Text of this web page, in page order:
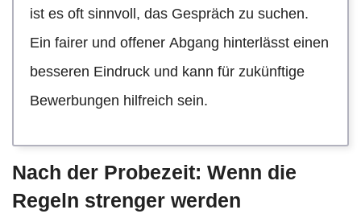
ist es oft sinnvoll, das Gespräch zu suchen.
Ein fairer und offener Abgang hinterlässt einen
besseren Eindruck und kann für zukünftige
Bewerbungen hilfreich sein.
Nach der Probezeit: Wenn die
Regeln strenger werden